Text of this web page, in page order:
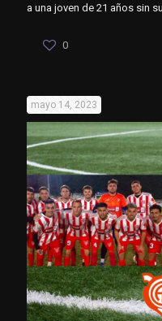
a una joven de 21 años sin
0
mayo 14, 2023